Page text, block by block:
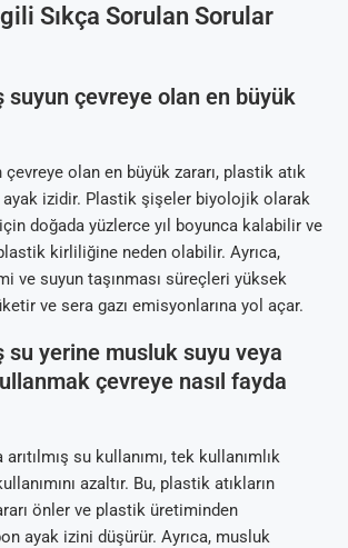
Sıkça Sorulan Sorular
suyun çevreye olan en büyük
olan en büyük zararı, plastik atık
izidir. Plastik şişeler biyolojik olarak
doğada yüzlerce yıl boyunca kalabilir ve
kirliliğine neden olabilir. Ayrıca,
ve suyun taşınması süreçleri yüksek
ve sera gazı emisyonlarına yol açar.
su yerine musluk suyu veya
çevreye nasıl fayda
su kullanımı, tek kullanımlık
azaltır. Bu, plastik atıkların
önler ve plastik üretiminden
ayak izini düşürür. Ayrıca, musluk